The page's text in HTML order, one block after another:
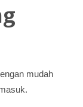
mudah